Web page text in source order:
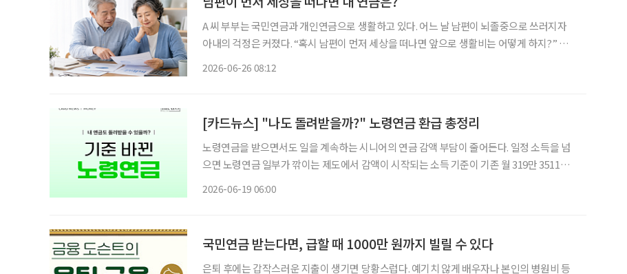
A 씨 부부는 국민연금과 개인연금으로 생활하고 있다. 어느 날 남편이 뇌졸중으로 쓰러지자
아내의 걱정은 커졌다. “혹시 남편이 먼저 세상을 떠나면 앞으로 생활비는 어떻게 하지?” 노
2026-06-26 08:12
[카드뉴스] "나도 돌려받을까?" 노령연금 환급 총정리
노령연금을 받으면서도 일을 계속하는 시니어의 연금 감액 부담이 줄어든다. 일정 소득을 넘
으면 노령연금 일부가 깎이는 제도에서 감액이 시작되는 소득 기준이 기존 월 319만 3511원
2026-06-19 06:00
국민연금 받는다면, 급할 때 1000만 원까지 빌릴 수 있다
은퇴 후에는 갑작스러운 지출이 생기면 당황스럽다. 예기치 않게 배우자나 본인의 병원비 등